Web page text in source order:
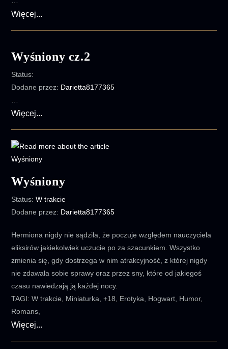
Więcej...
Wyśniony cz.2
Status:
Dodane przez: Darietta8177365
Więcej...
Wyśniony
Status:W trakcie
Dodane przez: Darietta8177365
Hermiona nigdy nie sądziła, że poczuje względem nauczyciela
eliksirów jakiekolwiek uczucie po za szacunkiem. Wszystko
zmienia się, gdy dostrzega w nim atrakcyjność, z której nigdy
nie zdawała sobie sprawy oraz przez sny, które od jakiegoś
czasu nawiedzają ją każdej nocy.
TAGI: W trakcie, Miniaturka, +18, Erotyka, Hogwart, Humor,
Romans,
Więcej...